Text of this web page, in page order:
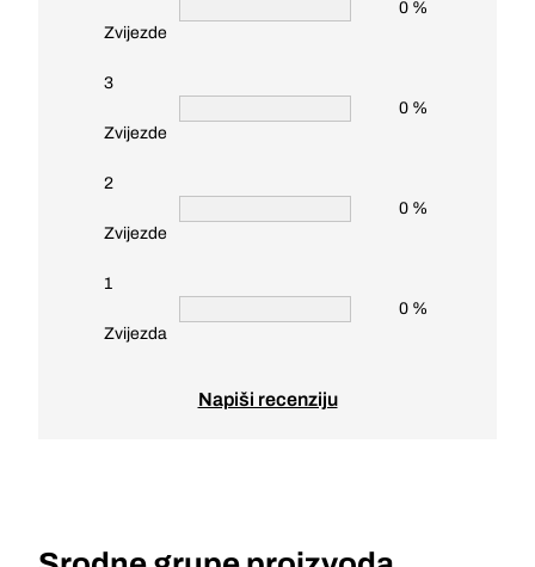
Zvijezde
0 %
3
Zvijezde
0 %
2
Zvijezde
0 %
1
Zvijezda
0 %
Napiši recenziju